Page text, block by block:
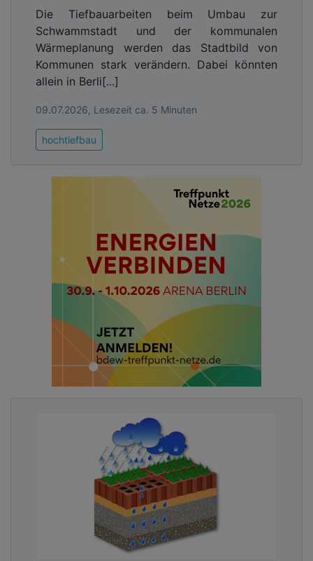
der ursprünglichen Ausstattung mit Sitzbänken,
Brunnen und Kunst im öffentlichen Raum wurde im
Laufe der Zeit einiges schon abgebaut, nicht
zuletzt wegen Vandalismusschäden. Dadurch
fehlten dem Platz auch qualifizierte Aufenthalts-
und Spielbereiche. Die Platzränder werden durch
Gebäude gesäumt, die alle nach den 1970er Jahren
entstanden und die stellenweise wenig Bezug zum
Platz nehmen. Streckenweise entstand fast der
dieser Eindruck vom Ladenleerständen und
teilweise zerstörten Schaufensteranlagen. Zudem
waren die Platzoberflächen bis auf die
Abonnieren Sie unseren Newsletter mit
Link zur kostenlosen PDF Ausgabe der
Kommunalwirtschaft!
Platz soll optisch aufgewertet werden
Ziel der Planer war es daher, die untere, an den
für den Wochenmarkt und für Festveranstaltungen,
insbesondere für das jährliche Apfelblütenfest,
befahrbar zu gestalten. Zudem sollen die
Gehwegflächen um den neuen Kreisverkehr nahtlos
in die Platzfläche übergehen. Als Abgrenzung zum
motorisierten Verkehr und zur Eingrenzung der
Platzflächen sollen Bäume gepflanzt werden. Die
oberen Ebenen dienen weiterhin als Vorbereich
Die Tiefbauarbeiten beim Umbau zur
Schwammstadt und der kommunalen
Wärmeplanung werden das Stadtbild von
Kommunen stark verändern. Dabei könnten
allein in Berli[...]
09.07.2026, Lesezeit ca. 5 Minuten
hochtiefbau